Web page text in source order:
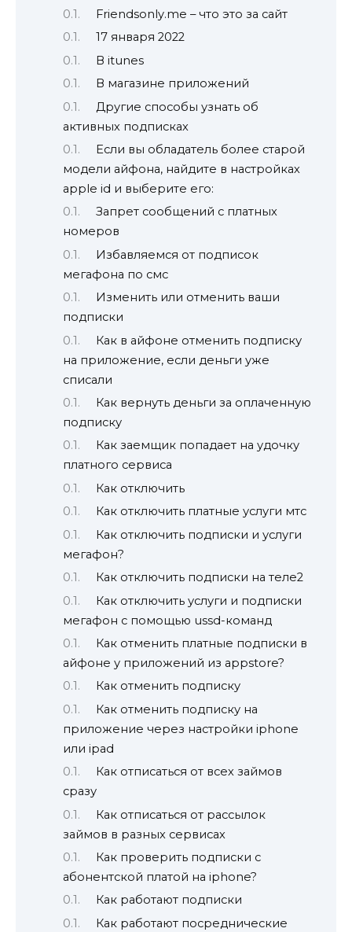
Friendsonly.me – что это за сайт
17 января 2022
В itunes
В магазине приложений
Другие способы узнать об
активных подписках
Если вы обладатель более старой
модели айфона, найдите в настройках
apple id и выберите его:
Запрет сообщений с платных
номеров
Избавляемся от подписок
мегафона по смс
Изменить или отменить ваши
подписки
Как в айфоне отменить подписку
на приложение, если деньги уже
списали
Как вернуть деньги за оплаченную
подписку
Как заемщик попадает на удочку
платного сервиса
Как отключить
Как отключить платные услуги мтс
Как отключить подписки и услуги
мегафон?
Как отключить подписки на теле2
Как отключить услуги и подписки
мегафон с помощью ussd-команд
Как отменить платные подписки в
айфоне у приложений из appstore?
Как отменить подписку
Как отменить подписку на
приложение через настройки iphone
или ipad
Как отписаться от всех займов
сразу
Как отписаться от рассылок
займов в разных сервисах
Как проверить подписки с
абонентской платой на iphone?
Как работают подписки
Как работают посреднические